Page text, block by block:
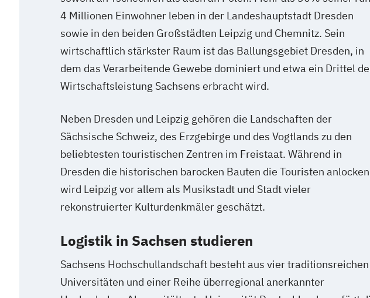
4 Millionen Einwohner leben in der Landeshauptstadt Dresden
sowie in den beiden Großstädten Leipzig und Chemnitz. Sein
wirtschaftlich stärkster Raum ist das Ballungsgebiet Dresden, in
dem das Verarbeitende Gewebe dominiert und etwa ein Drittel
Wirtschaftsleistung Sachsens erbracht wird.
Neben Dresden und Leipzig gehören die Landschaften der
Sächsische Schweiz, des Erzgebirge und des Vogtlands zu den
beliebtesten touristischen Zentren im Freistaat. Während in
Dresden die historischen barocken Bauten die Touristen anlocken
wird Leipzig vor allem als Musikstadt und Stadt vieler
rekonstruierter Kulturdenkmäler geschätzt.
Logistik in Sachsen studieren
Sachsens Hochschullandschaft besteht aus vier traditionsreichen
Universitäten und einer Reihe überregional anerkannter